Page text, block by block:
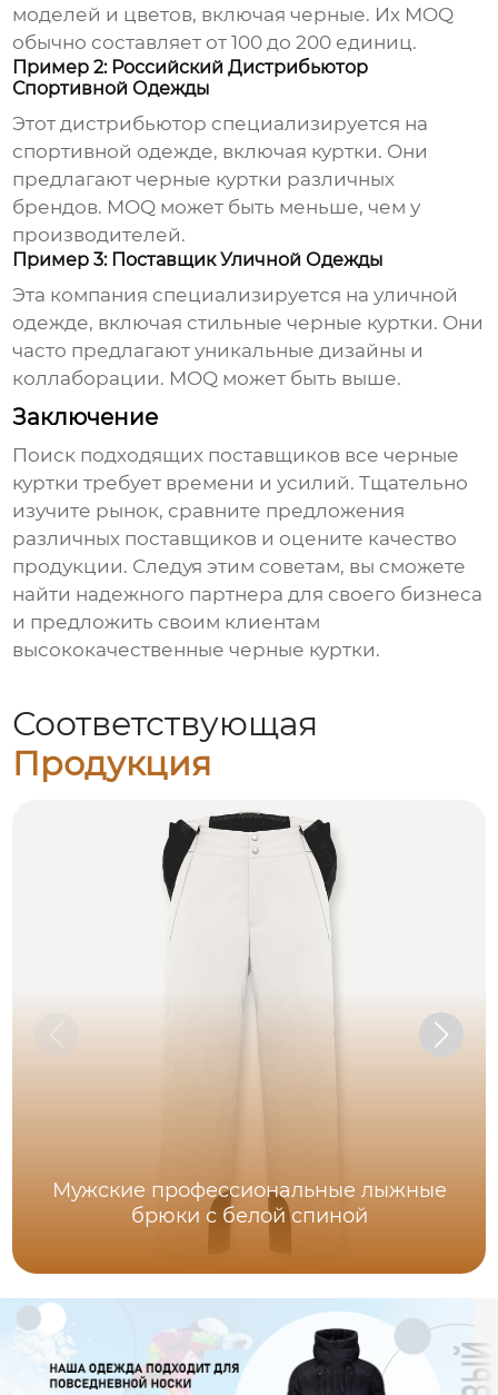
моделей и цветов, включая черные. Их MOQ
обычно составляет от 100 до 200 единиц.
Пример 2: Российский Дистрибьютор
Спортивной Одежды
Этот дистрибьютор специализируется на
спортивной одежде, включая куртки. Они
предлагают черные куртки различных
брендов. MOQ может быть меньше, чем у
производителей.
Пример 3: Поставщик Уличной Одежды
Эта компания специализируется на уличной
одежде, включая стильные черные куртки. Они
часто предлагают уникальные дизайны и
коллаборации. MOQ может быть выше.
Заключение
Поиск подходящих поставщиков все черные
куртки требует времени и усилий. Тщательно
изучите рынок, сравните предложения
различных поставщиков и оцените качество
продукции. Следуя этим советам, вы сможете
найти надежного партнера для своего бизнеса
и предложить своим клиентам
высококачественные черные куртки.
Соответствующая
Продукция
Мужские профессиональные лыжные
брюки с белой спиной